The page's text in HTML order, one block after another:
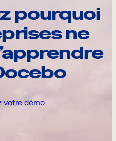
pourquoi
ne
votre démo